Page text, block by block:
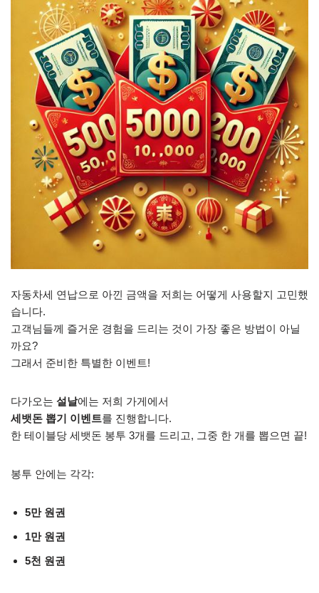
자동차세 연납으로 아낀 금액을 저희는 어떻게 사용할지 고민했
습니다.
고객님들께 즐거운 경험을 드리는 것이 가장 좋은 방법이 아닐
까요?
그래서 준비한 특별한 이벤트!
다가오는 설날에는 저희 가게에서
세뱃돈 뽑기 이벤트를 진행합니다.
한 테이블당 세뱃돈 봉투 3개를 드리고, 그중 한 개를 뽑으면 끝!
봉투 안에는 각각:
5만 원권
1만 원권
5천 원권